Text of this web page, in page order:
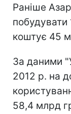
Раніше
побудувати
коштує 45
За даними
2012 р. на
58,4 млрд